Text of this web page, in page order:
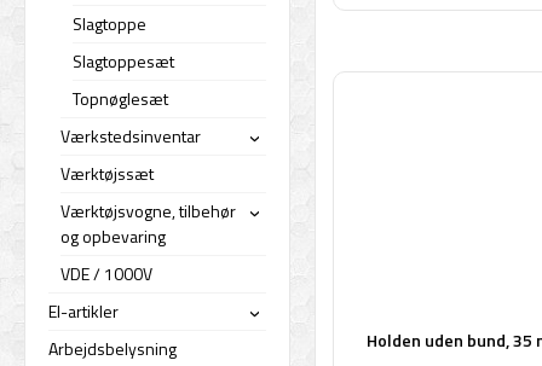
Holden uden bund, 35
Slagtoppe
Slagtoppesæt
Topnøglesæt
Værkstedsinventar
›
Værktøjssæt
Værktøjsvogne, tilbehør
og opbevaring
›
VDE / 1000V
El-artikler
›
Arbejdsbelysning